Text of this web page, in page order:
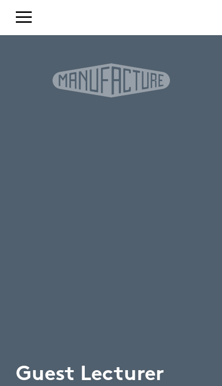
Guest Lecturer